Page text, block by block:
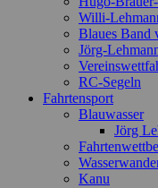
Willi-
Blaues Band
Jörg-
RC-Segeln
Fahrtensport
Blauwasser
Jörg
Kanu